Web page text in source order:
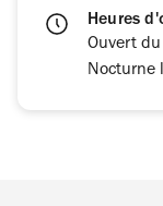
Heures
Ouvert
Nocturne